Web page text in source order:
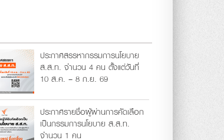
ประกาศสรรหากรรมการนโยบาย
ส.ส.ท. จำนวน 4 คน ตั้งแต่วันที่
10 ส.ค. – 8 ก.ย. 69
ประกาศรายชื่อผู้ผ่านการคัดเลือก
เป็นกรรมการนโยบาย ส.ส.ท.
จำนวน 1 คน